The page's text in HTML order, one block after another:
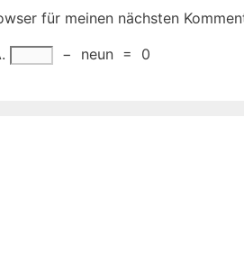
für meinen nächsten
− neun = 0